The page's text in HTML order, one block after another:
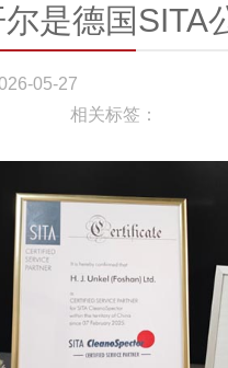
是德国SITA
05-27
相关标签：